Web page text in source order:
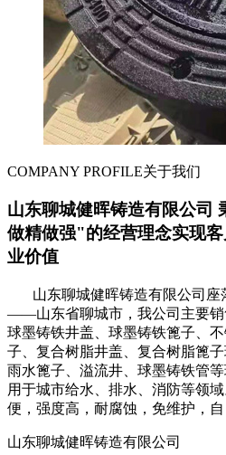
COMPANY PROFILE关于我们
山东聊城健晖铸造有限公司
做精做强"的经营理念实现
业价值
山东聊城健晖铸造有限公司座
——山东省聊城市，我公司主要销
球墨铸铁井盖、球墨铸铁篦子、
子、复合树脂井盖、复合树脂篦
雨水篦子、溢流井、球墨铸铁管
用于城市给水、排水、消防等领
便，强度高，耐腐蚀，免维护，自
山东聊城健晖铸造有限公司